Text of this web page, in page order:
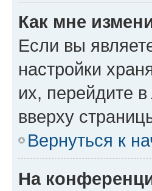
Как мне
Если вы
настройки
их, перейдите в
вверху
Вернуться к
На